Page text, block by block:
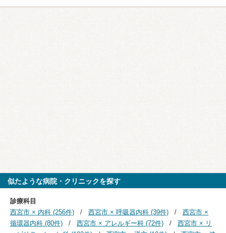
似たような病院・クリニックを探す
診療科目
西宮市 × 内科 (256件)
西宮市 × 呼吸器内科 (39件)
西宮市 ×
循環器内科 (80件)
西宮市 × アレルギー科 (72件)
西宮市 × リ